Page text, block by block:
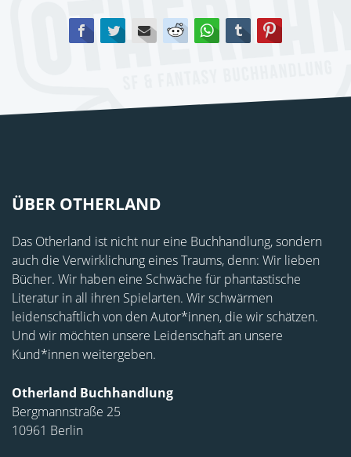
FacebookTwitterE-mail Reddit WhatsApp
tumblr
ÜBER OTHERLAND
Das Otherland ist nicht nur eine Buchhandlung, sondern
auch die Verwirklichung eines Traums, denn: Wir lieben
Bücher. Wir haben eine Schwäche für phantastische
Literatur in all ihren Spielarten. Wir schwärmen
leidenschaftlich von den Autor*innen, die wir schätzen.
Und wir möchten unsere Leidenschaft an unsere
Kund*innen weitergeben.
Otherland Buchhandlung
Bergmannstraße 25
10961 Berlin